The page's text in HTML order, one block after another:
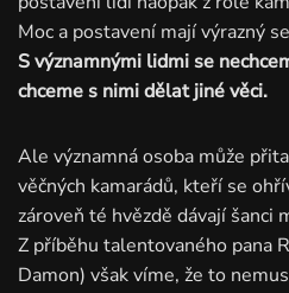
Moc a postavení mají výrazný
S významnými lidmi se
chceme s nimi dělat jiné věci.
Ale významná osoba může
věčných kamarádů, kteří se
zároveň té hvězdě dávají šanci
Z příběhu talentovaného pana
Damon) však víme, že to